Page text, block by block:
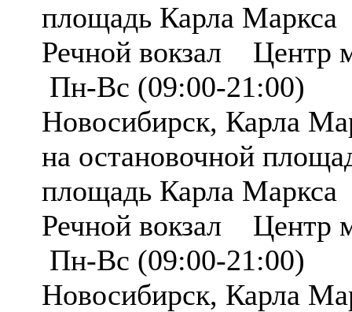
площадь Карла Маркса
Речной вокзал Центр
Пн-Вс (09:00-21:00)
Новосибирск, Карла
на остановочной
площадь Карла Маркса
Речной вокзал Центр
Пн-Вс (09:00-21:00)
Новосибирск, Карла